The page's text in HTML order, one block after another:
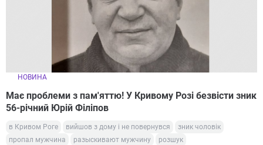
НОВИНА
Має проблеми з пам'яттю! У Кривому Розі безвісти зник
56-річний Юрій Філіпов
в Кривом Роге вийшов з дому і не повернувся
зник чоловік
пропал мужчина
разыскивают мужчину
розшук